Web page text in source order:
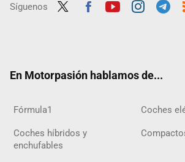
Síguenos
En Motorpasión hablamos de...
Fórmula1 Coches
Coches híbridos y
enchufables